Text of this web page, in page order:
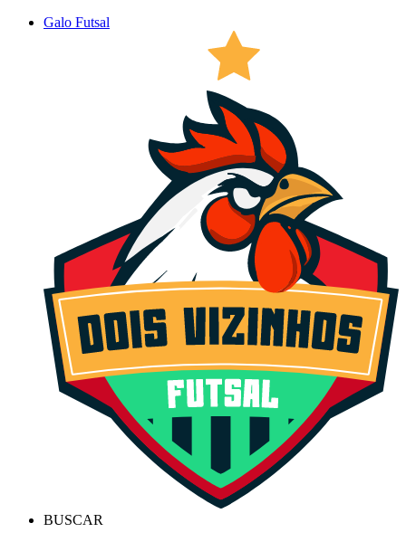
Galo Futsal
BUSCAR